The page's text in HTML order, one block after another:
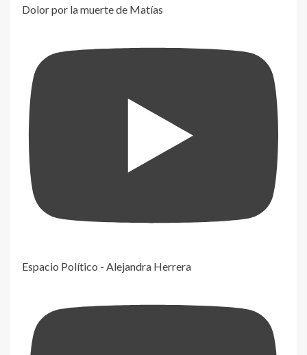
Dolor por la muerte de Matías
Espacio Político - Alejandra Herrera